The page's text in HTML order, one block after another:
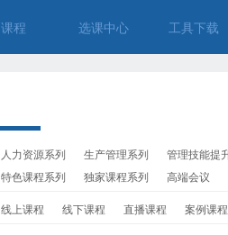
课程 选课中心 工具下载
人力资源系列 生产管理系列
管理技能提
特色课程系列
独家课程系列 高端会议
线上课程 线下课程 直播课程 案例课程